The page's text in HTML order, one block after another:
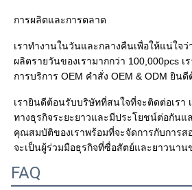
การผลิตและการตลาด
เราทํางานในวันและกลางคืนเพื่อให้แน่ใจว่
ผลิตรายวันของเรามากกว่า 100,000pcs
การบริการ OEM คําสั่ง OEM & ODM ยิน
เรายินดีต้อนรับบริษัทที่สนใจที่จะติดต่อเร
ทางธุรกิจระยะยาวและมีประโยชน์ต่อกันแ
คุณสมบัติของเราพร้อมที่จะจัดการกับการส
จะเป็นผู้ร่วมมือธุรกิจที่ซื่อสัตย์และยาวนา
FAQ